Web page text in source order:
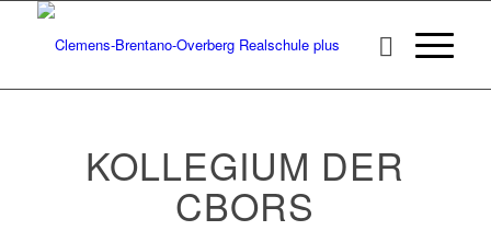
KOLLEGIUM DER
CBORS